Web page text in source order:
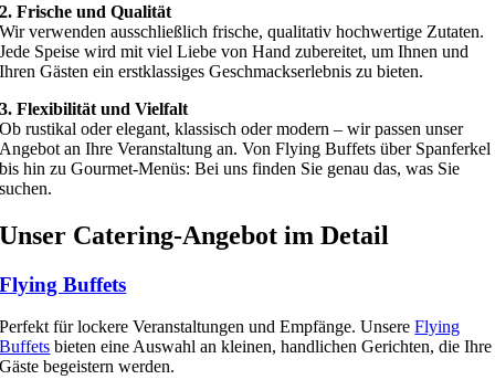
2. Frische und Qualität
Wir verwenden ausschließlich frische, qualitativ hochwertige Zutaten.
Jede Speise wird mit viel Liebe von Hand zubereitet, um Ihnen und
Ihren Gästen ein erstklassiges Geschmackserlebnis zu bieten.
3. Flexibilität und Vielfalt
Ob rustikal oder elegant, klassisch oder modern – wir passen unser
Angebot an Ihre Veranstaltung an. Von Flying Buffets über Spanferkel
bis hin zu Gourmet-Menüs: Bei uns finden Sie genau das, was Sie
suchen.
Unser Catering-Angebot im Detail
Flying Buffets
Perfekt für lockere Veranstaltungen und Empfänge. UnsereFlying
Buffets bieten eine Auswahl an kleinen, handlichen Gerichten, die Ihre
Gäste begeistern werden.